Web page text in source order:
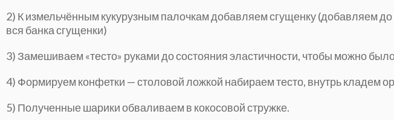
2) К измельчённым кукурузным палочкам добавляем сгущенку (добавляем до
вся банка сгущенки)
3) Замешиваем «тесто» руками до состояния эластичности, чтобы можно
4) Формируем конфетки — столовой ложкой набираем тесто, внутрь кладем
5) Полученные шарики обваливаем в кокосовой стружке.